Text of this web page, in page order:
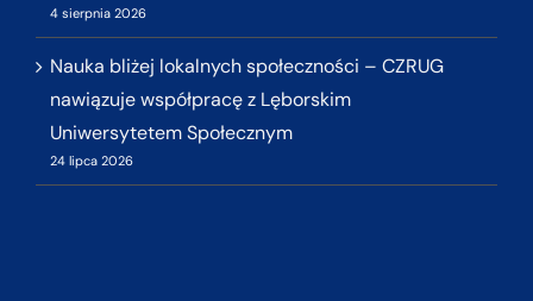
4 sierpnia 2026
Nauka bliżej lokalnych społeczności – CZRUG
nawiązuje współpracę z Lęborskim
Uniwersytetem Społecznym
24 lipca 2026